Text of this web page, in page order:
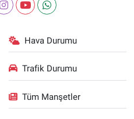
Hava Durumu
Trafik Durumu
Tüm Manşetler